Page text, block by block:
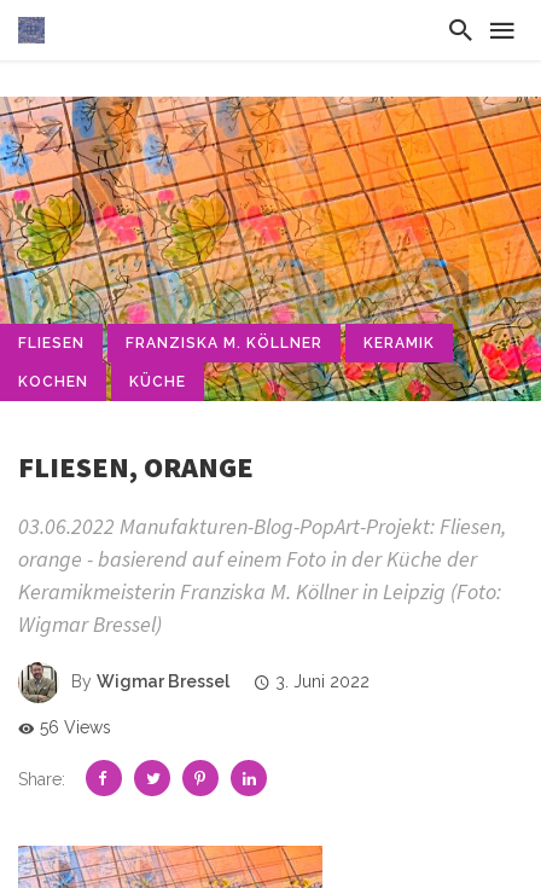
FLIESEN FRANZISKA M. KÖLLNER KERAMIK
KOCHEN KÜCHE
FLIESEN, ORANGE
03.06.2022 Manufakturen-Blog-PopArt-Projekt: Fliesen,
orange - basierend auf einem Foto in der Küche der
Keramikmeisterin Franziska M. Köllner in Leipzig (Foto:
Wigmar Bressel)
By Wigmar Bressel 3. Juni 2022
56 Views
Share: